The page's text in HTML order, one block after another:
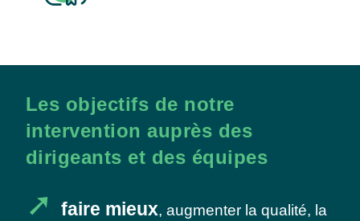
Les objectifs de notre
intervention auprès des
dirigeants et des équipes
faire mieux, augmenter la qualité, la